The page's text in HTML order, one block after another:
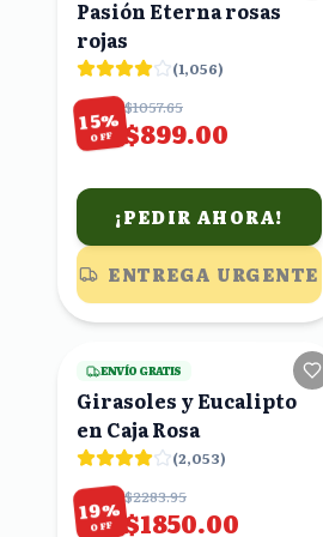
Pasión Eterna rosas
rojas
(1,056)
15%
OFF
$1057.65
$899.00
¡PEDIR AHORA!
ENTREGA URGENTE
6viendo
ENVÍO GRATIS
Girasoles y Eucalipto
en Caja Rosa
(2,053)
19%
OFF
$2283.95
$1850.00